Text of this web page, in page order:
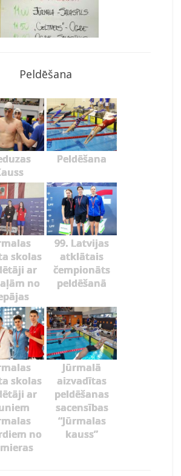
Peldēšana
Peldēšana
skolas
ar
no
99. Latvijas
atklātais
čempionāts
peldēšanā
skolas
ar
no
Jūrmalā
aizvadītas
peldēšanas
sacensības
“Jūrmalas
kauss”